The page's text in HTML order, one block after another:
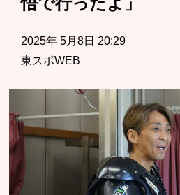
2025年 5月8日 20:29
東スポWEB